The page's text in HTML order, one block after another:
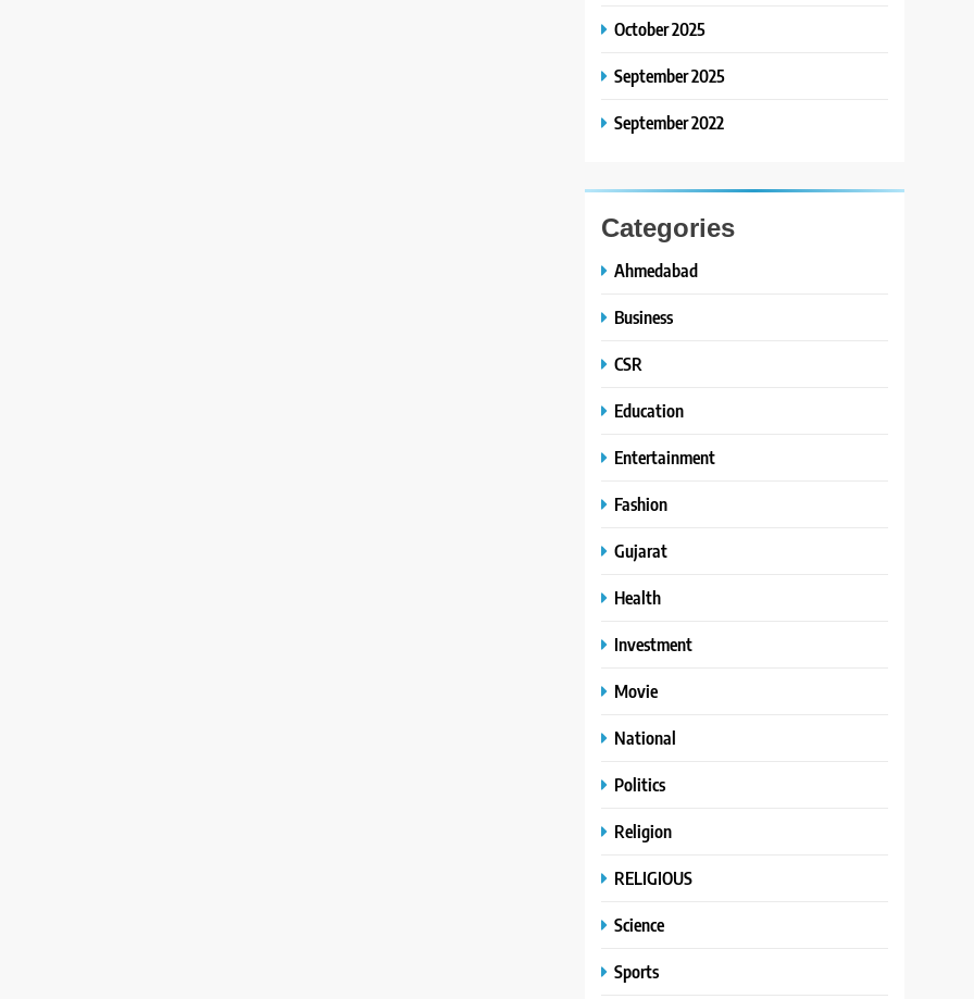
October 2025
September 2025
September 2022
Categories
Ahmedabad
Business
CSR
Education
Entertainment
Fashion
Gujarat
Health
Investment
Movie
National
Politics
Religion
RELIGIOUS
Science
Sports